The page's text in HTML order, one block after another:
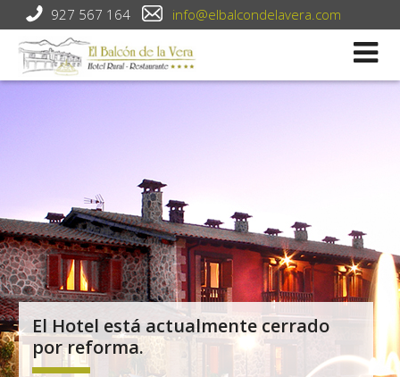
927 567 164 info@elbalcondelavera.com
El Hotel está actualmente cerrado
por reforma.